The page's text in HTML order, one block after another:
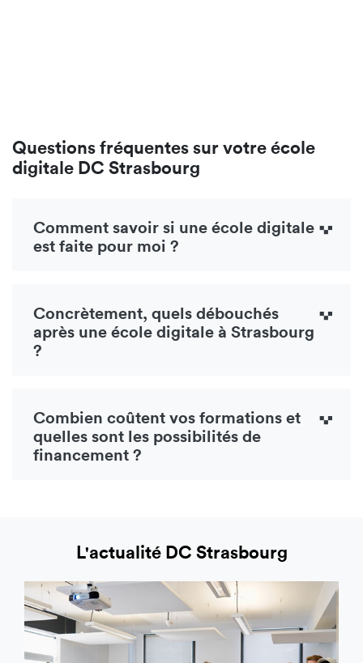
Questions fréquentes sur votre école
digitale DC Strasbourg
Comment savoir si une école digitale
est faite pour moi ?
Concrètement, quels débouchés
après une école digitale à Strasbourg
?
Combien coûtent vos formations et
quelles sont les possibilités de
financement ?
L'actualité DC Strasbourg